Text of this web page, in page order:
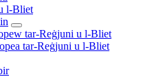
l-Bliet
tar-Reġjuni u l-Bliet
tar-Reġjuni u l-Bliet